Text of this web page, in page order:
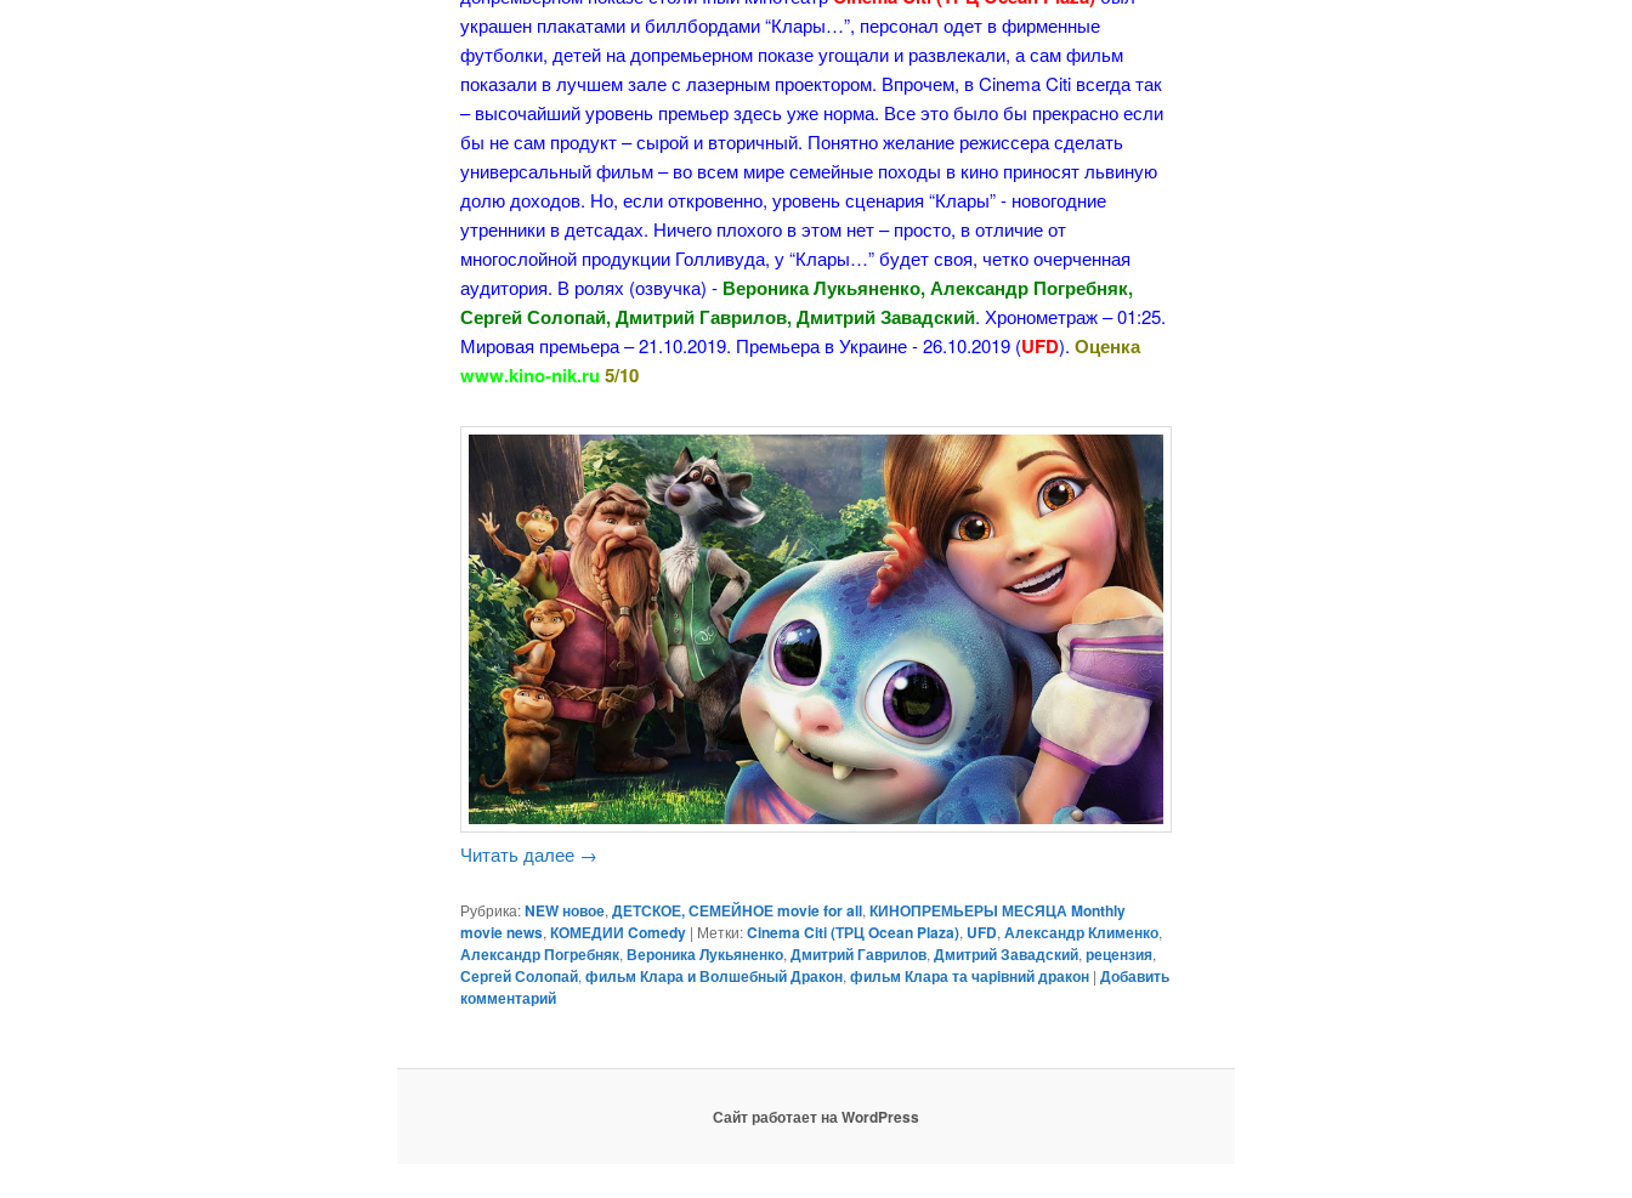
украшен плакатами и биллбордами “Клары…”, персонал одет в фирменные
футболки, детей на допремьерном показе угощали и развлекали, а сам фильм
показали в лучшем зале с лазерным проектором. Впрочем, в Cinema Citi всегда так
– высочайший уровень премьер здесь уже норма. Все это было бы прекрасно если
бы не сам продукт – сырой и вторичный. Понятно желание режиссера сделать
универсальный фильм – во всем мире семейные походы в кино приносят львиную
долю доходов. Но, если откровенно, уровень сценария “Клары” - новогодние
утренники в детсадах. Ничего плохого в этом нет – просто, в отличие от
многослойной продукции Голливуда, у “Клары…” будет своя, четко очерченная
аудитория. В ролях (озвучка) - Вероника Лукьяненко, Александр Погребняк,
Сергей Солопай, Дмитрий Гаврилов, Дмитрий Завадский. Хронометраж – 01:25.
Мировая премьера – 21.10.2019. Премьера в Украине - 26.10.2019 (UFD).Оценка
www.kino-nik.ru5/10
Читать далее →
Рубрика: NEW новое,ДЕТСКОЕ, СЕМЕЙНОЕ movie for all,КИНОПРЕМЬЕРЫ МЕСЯЦА Monthly
movie news,КОМЕДИИ Comedy | Метки: Cinema Citi (ТРЦ Ocean Plaza), UFD,Александр Клименко,
Александр Погребняк,Вероника Лукьяненко,Дмитрий Гаврилов,Дмитрий Завадский,рецензия,
Сергей Солопай,фильм Клара и Волшебный Дракон,фильм Клара та чарiвний дракон |Добавить
комментарий
Сайт работает на WordPress